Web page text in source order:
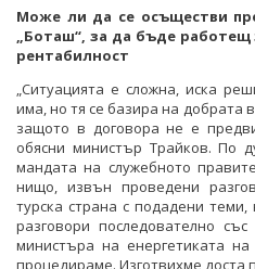
Може ли да се осъществи
„Боташ“, за да бъде
рентабилност
„Ситуацията е сложна, иска
има, но тя се базира на добрата
защото в договора не е
обясни министър Трайков. По
мандата на служебното
нищо, извън проведени
турска страна с подадени
разговори последователно
министъра на енергетиката
процедираме. Изготвихме доста